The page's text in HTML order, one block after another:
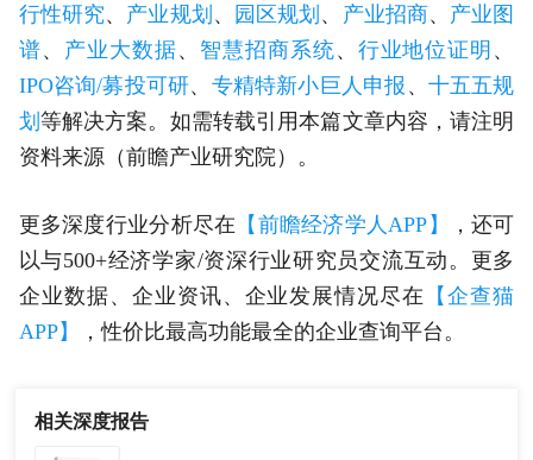
行性研究、 产业规划 、 园区规划 、 产业招商、 产业图
谱、 产业大数据、 智慧招商系统、 行业地位证明 、
IPO咨询/募投可研、 专精特新小巨人申报 、 十五五规
划 等解决方案。如需转载引用本篇文章内容，请注明
资料来源（前瞻产业研究院）。
更多深度行业分析尽在 【前瞻经济学人APP】
，还可
以与500+经济学家/资深行业研究员交流互动。更多
企业数据、企业资讯、企业发展情况尽在
【企查猫
APP】
，性价比最高功能最全的企业查询平台。
相关深度报告